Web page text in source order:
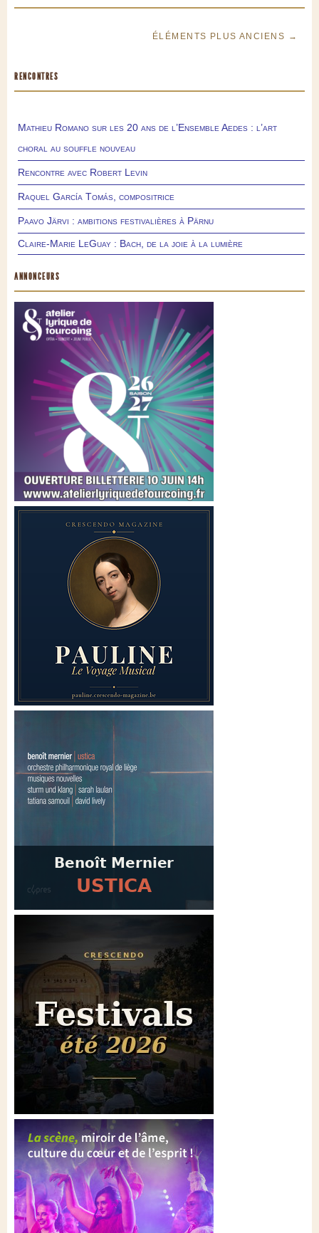
ÉLÉMENTS PLUS ANCIENS →
RENCONTRES
Mathieu Romano sur les 20 ans de l’Ensemble Aedes : l’art
choral au souffle nouveau
Rencontre avec Robert Levin
Raquel García Tomás, compositrice
Paavo Järvi : ambitions festivalières à Pärnu
Claire-Marie LeGuay : Bach, de la joie à la lumière
ANNONCEURS